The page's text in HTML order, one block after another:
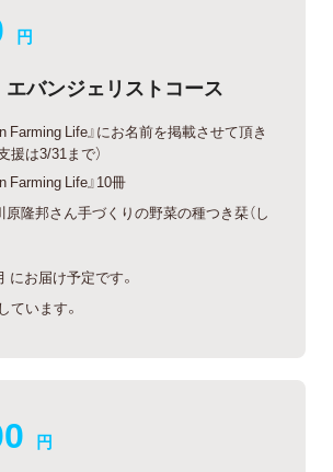
円
バンジェリストコース
Farming Life』にお名前を掲載させて頂き
援は3/31まで）
Farming Life』10冊
原隆邦さん手づくりの野菜の種つき栞（し
にお届け予定です。
ています。
円